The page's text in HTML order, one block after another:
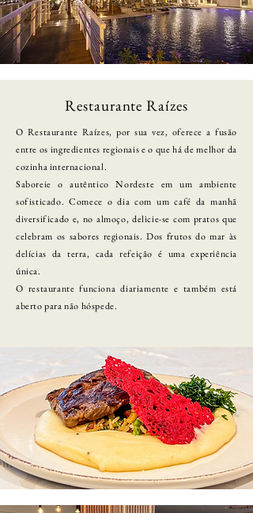
Restaurante Raízes
O Restaurante Raízes, por sua vez, oferece a fusão
entre os ingredientes regionais e o que há de melhor da
cozinha internacional.
Saboreie o autêntico Nordeste em um ambiente
sofisticado. Comece o dia com um café da manhã
diversificado e, no almoço, delicie-se com pratos que
celebram os sabores regionais. Dos frutos do mar às
delícias da terra, cada refeição é uma experiência
única.
O restaurante funciona diariamente e também está
aberto para não hóspede.